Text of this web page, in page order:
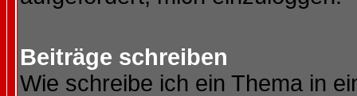
Beiträge schreiben
Wie schreibe ich ein Thema in